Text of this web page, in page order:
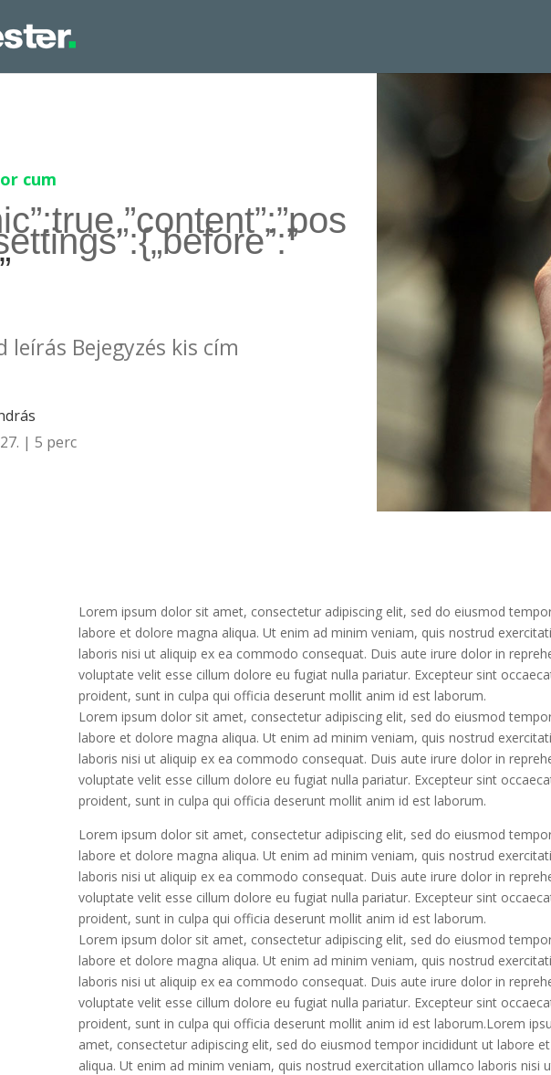
cum
leírás Bejegyzés kis cím
| 5 perc
Lorem ipsum dolor sit amet, consectetur adipiscing elit, sed do eiusmod
labore et dolore magna aliqua. Ut enim ad minim veniam, quis nostrud
laboris nisi ut aliquip ex ea commodo consequat. Duis aute irure dolor in
voluptate velit esse cillum dolore eu fugiat nulla pariatur. Excepteur sint
proident, sunt in culpa qui officia deserunt mollit anim id est laborum.
Lorem ipsum dolor sit amet, consectetur adipiscing elit, sed do eiusmod
labore et dolore magna aliqua. Ut enim ad minim veniam, quis nostrud
laboris nisi ut aliquip ex ea commodo consequat. Duis aute irure dolor in
voluptate velit esse cillum dolore eu fugiat nulla pariatur. Excepteur sint
proident, sunt in culpa qui officia deserunt mollit anim id est laborum.
Lorem ipsum dolor sit amet, consectetur adipiscing elit, sed do eiusmod
labore et dolore magna aliqua. Ut enim ad minim veniam, quis nostrud
laboris nisi ut aliquip ex ea commodo consequat. Duis aute irure dolor in
voluptate velit esse cillum dolore eu fugiat nulla pariatur. Excepteur sint
proident, sunt in culpa qui officia deserunt mollit anim id est laborum.
Lorem ipsum dolor sit amet, consectetur adipiscing elit, sed do eiusmod
labore et dolore magna aliqua. Ut enim ad minim veniam, quis nostrud
laboris nisi ut aliquip ex ea commodo consequat. Duis aute irure dolor in
voluptate velit esse cillum dolore eu fugiat nulla pariatur. Excepteur sint
proident, sunt in culpa qui officia deserunt mollit anim id est laborum.Lorem
amet, consectetur adipiscing elit, sed do eiusmod tempor incididunt ut labore
aliqua. Ut enim ad minim veniam, quis nostrud exercitation ullamco laboris nisi